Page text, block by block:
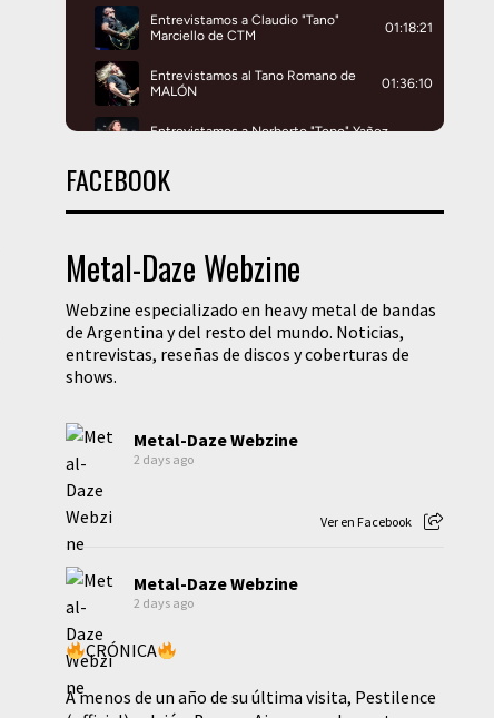
FACEBOOK
Metal-Daze Webzine
Webzine especializado en heavy metal de bandas
de Argentina y del resto del mundo. Noticias,
entrevistas, reseñas de discos y coberturas de
shows.
Metal-Daze Webzine
2 days ago
Ver en Facebook
Metal-Daze Webzine
2 days ago
CRÓNICA
A menos de un año de su última visita, Pestilence